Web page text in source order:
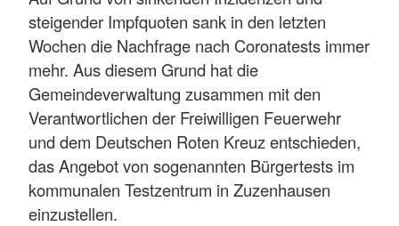
steigender Impfquoten sank in den letzten
Wochen die Nachfrage nach Coronatests immer
mehr. Aus diesem Grund hat die
Gemeindeverwaltung zusammen mit den
Verantwortlichen der Freiwilligen Feuerwehr
und dem Deutschen Roten Kreuz entschieden,
das Angebot von sogenannten Bürgertests im
kommunalen Testzentrum in Zuzenhausen
einzustellen.